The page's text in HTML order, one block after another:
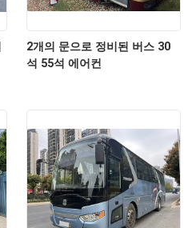
2개의 문으로 정비된 버스 30
석 55석 에어컨